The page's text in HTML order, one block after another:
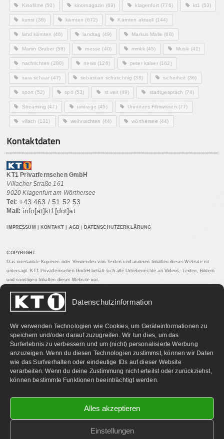
Datenschutzinformation
Wir verwenden Technologien wie Cookies, um Geräteinformationen zu
speichern und/oder darauf zuzugreifen. Wir tun dies, um das
Surferlebnis zu verbessern und um (nicht) personalisierte Werbung
anzuzeigen. Wenn du diesen Technologien zustimmst, können wir Daten
wie das Surfverhalten oder eindeutige IDs auf dieser Website
verarbeiten. Wenn du deine Zustimmung nicht erteilst oder zurückziehst,
können bestimmte Funktionen beeinträchtigt werden.
Alles akzeptieren
Einstellungen
Kinofilme (50) kinomagazin (69) klagenfurt(776) kt1 (53)
kunst (38) kärnten (672) Kärnten aktuell (144)
land kärnten (46) landtag (49) Markus Malle (68)
Martin Gruber (58) messe (40) mmkk(45) Musik (41)
nachrichten (280) news(126) peter kaiser(162)
sara schaar (47) sebastian schuschnig (38) sicherheit (36)
sport (52) spö (53) st.veit(49) stadtgespräch (74)
Streaming (47) umfrage (45) Unnützes Filmwissen (77)
villach (131) weihnachten (44) wörthersee (44)
Kontaktdaten
KT1 Privatfernsehen GmbH
Villacher Straße 161
9020 Klagenfurt am Wörthersee
Tel: +43 463 / 51 52 53
Mail: info[at]kt1[dot]at
IMPRESSUM KONTAKT AGB DATENSCHUTZERKLÄRUNG
COPYRIGHT:
Das unerlaubte Kopieren oder Verwenden von Texten und anderen Inhalten dieser Website ist
untersagt. KT1 Privatfernsehen GmbH behält sich alle Urheberrechte an Videos, Texten, Bildern
und sonstigen Inhalten dieser Website vor.
PARTNERLINKS:
2026 KT1 Privatfernsehen - Alle Rechte vorbehalten.